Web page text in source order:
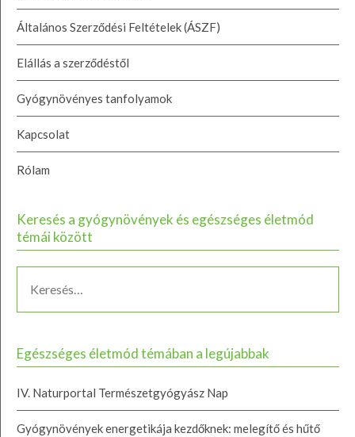
Általános Szerződési Feltételek (ÁSZF)
Elállás a szerződéstől
Gyógynövényes tanfolyamok
Kapcsolat
Rólam
Keresés a gyógynövények és egészséges életmód
témái között
Egészséges életmód témában a legújabbak
IV. Naturportal Természetgyógyász Nap
Gyógynövények energetikája kezdőknek: melegítő és hűtő